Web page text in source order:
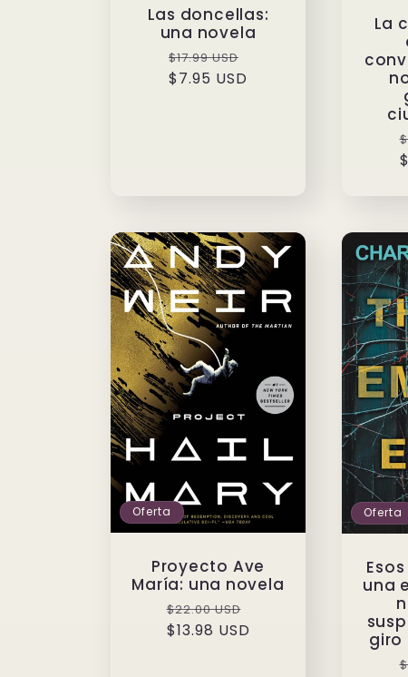
Las doncellas:
una novela
Precio
habitual
$17.99 USD
$7.95 USD
La
Oferta
Proyecto Ave
María: una novela
Precio
habitual
$22.00 USD
$13.98 USD
Oferta
una
giro